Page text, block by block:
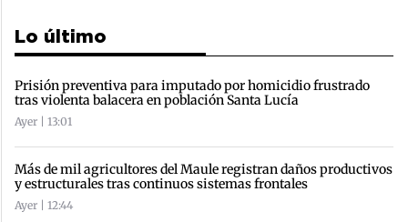
Lo último
Prisión preventiva para imputado por homicidio frustrado
tras violenta balacera en población Santa Lucía
Ayer | 13:01
Más de mil agricultores del Maule registran daños productivos
y estructurales tras continuos sistemas frontales
Ayer | 12:44